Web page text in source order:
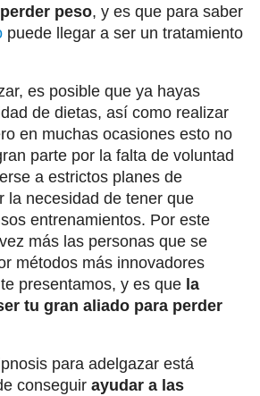
peso, y es que para saber
puede llegar a ser un tratamiento
es posible que ya hayas
de dietas, así como realizar
en muchas ocasiones esto no
parte por la falta de voluntad
a estrictos planes de
la necesidad de tener que
entrenamientos. Por este
más las personas que se
métodos más innovadores
presentamos, y es que la
tu gran aliado para perder
para adelgazar está
conseguir ayudar a las